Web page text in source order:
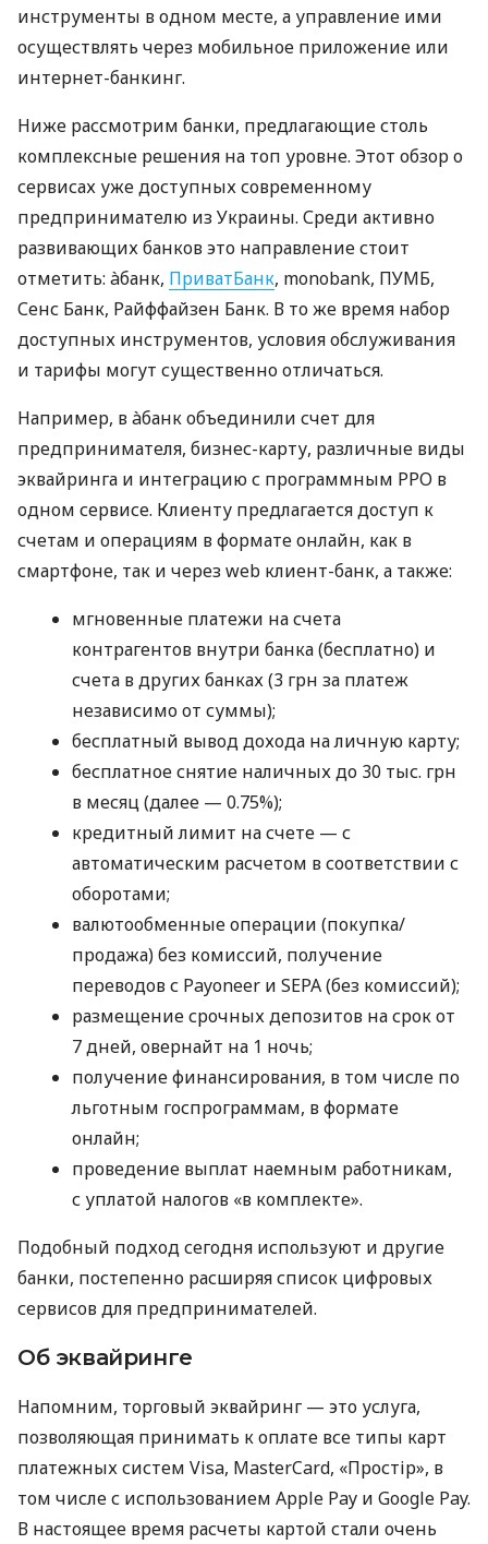
инструменты в одном месте, а управление ими
осуществлять через мобильное приложение или
интернет-банкинг.
Ниже рассмотрим банки, предлагающие столь
комплексные решения на топ уровне. Этот обзор о
сервисах уже доступных современному
предпринимателю из Украины. Среди активно
развивающих банков это направление стоит
отметить: àбанк, ПриватБанк, monobank, ПУМБ,
Сенс Банк, Райффайзен Банк. В то же время набор
доступных инструментов, условия обслуживания
и тарифы могут существенно отличаться.
Например, в àбанк объединили счет для
предпринимателя, бизнес-карту, различные виды
эквайринга и интеграцию с программным РРО в
одном сервисе. Клиенту предлагается доступ к
счетам и операциям в формате онлайн, как в
смартфоне, так и через web клиент-банк, а также:
мгновенные платежи на счета
контрагентов внутри банка (бесплатно) и
счета в других банках (3 грн за платеж
независимо от суммы);
бесплатный вывод дохода на личную карту;
бесплатное снятие наличных до 30 тыс. грн
в месяц (далее — 0.75%);
кредитный лимит на счете — с
автоматическим расчетом в соответствии с
оборотами;
валютообменные операции (покупка/
продажа) без комиссий, получение
переводов с Payoneer и SEPA (без комиссий);
размещение срочных депозитов на срок от
7 дней, овернайт на 1 ночь;
получение финансирования, в том числе по
льготным госпрограммам, в формате
онлайн;
проведение выплат наемным работникам,
с уплатой налогов «в комплекте».
Подобный подход сегодня используют и другие
банки, постепенно расширяя список цифровых
сервисов для предпринимателей.
Об эквайринге
Напомним, торговый эквайринг — это услуга,
позволяющая принимать к оплате все типы карт
платежных систем Visa, MasterCard, «Простір», в
том числе с использованием Apple Pay и Google Pay.
В настоящее время расчеты картой стали очень